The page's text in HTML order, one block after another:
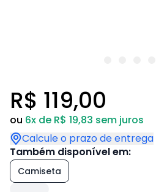
R$ 119,00
ou 6x de R$ 19,83 sem juros
Calcule o prazo de entrega
Também disponível em:
Camiseta